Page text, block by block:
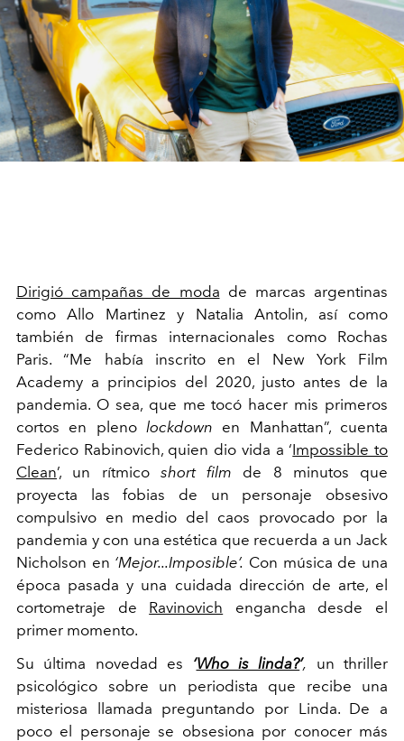
Dirigió campañas de moda de marcas argentinas
como Allo Martinez y Natalia Antolin, así como
también de firmas internacionales como Rochas
Paris. “Me había inscrito en el New York Film
Academy a principios del 2020, justo antes de la
pandemia. O sea, que me tocó hacer mis primeros
cortos en pleno lockdown en Manhattan”, cuenta
Federico Rabinovich, quien dio vida a ‘Impossible to
Clean’, un rítmico short film de 8 minutos que
proyecta las fobias de un personaje obsesivo
compulsivo en medio del caos provocado por la
pandemia y con una estética que recuerda a un Jack
Nicholson en ‘Mejor...Imposible’. Con música de una
época pasada y una cuidada dirección de arte, el
cortometraje de Ravinovich engancha desde el
primer momento.
Su última novedad es
‘Who is linda?’,
un thriller
psicológico sobre un periodista que recibe una
misteriosa llamada preguntando por Linda. De a
poco el personaje se obsesiona por conocer más